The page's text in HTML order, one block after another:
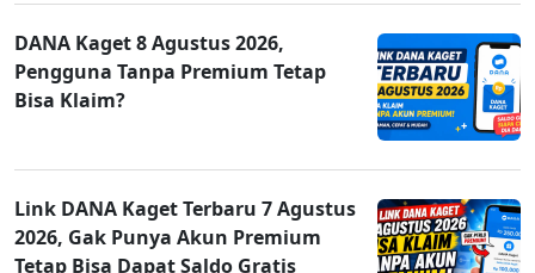
DANA Kaget 8 Agustus 2026,
Pengguna Tanpa Premium Tetap
Bisa Klaim?
Link DANA Kaget Terbaru 7 Agustus
2026, Gak Punya Akun Premium
Tetap Bisa Dapat Saldo Gratis